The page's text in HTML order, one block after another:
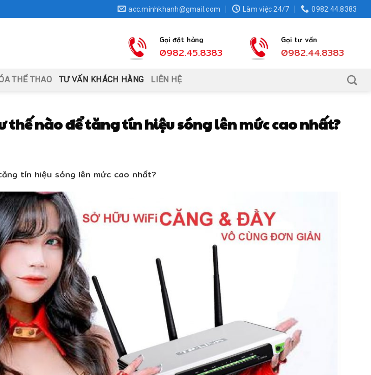
acc.minhkhanh@gmail.com Làm việc 24/7 0982.44.8383
Gọi đặt hàng
0982.45.8383
Gọi tư vấn
0982.44.8383
THỂ THAO TƯ VẤN KHÁCH HÀNG LIÊN HỆ
nào để tăng tín hiệu sóng lên mức cao nhất?
tín hiệu sóng lên mức cao nhất?